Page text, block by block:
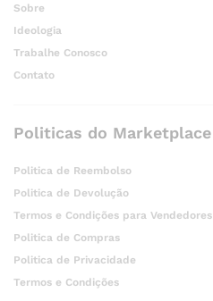
Sobre
Ideologia
Trabalhe Conosco
Contato
Politicas do Marketplace
Politica de Reembolso
Politica de Devolução
Termos e Condições para Vendedores
Politica de Compras
Politica de Privacidade
Termos e Condições